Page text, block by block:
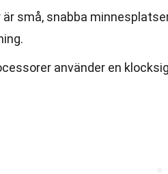
är små, snabba
använder en